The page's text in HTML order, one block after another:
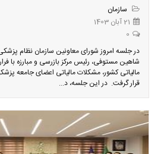
سازمان
21 آبان 1403
0
در جلسه امروز شورای معاونین سازمان نظام
شاهین مستوفی، رئیس مرکز بازرسی و مبارزه با
مالیاتی کشور، مشکلات مالیاتی اعضای جامعه
قرار گرفت. در این جلسه، د...